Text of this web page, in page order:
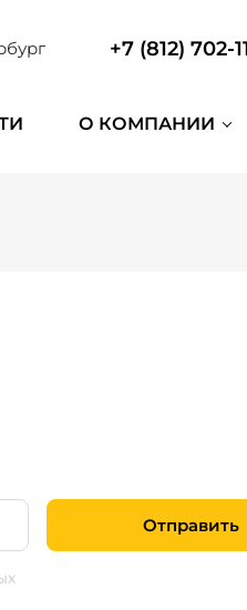
+7 (812) 702-
О КОМПАНИИ
Отправить